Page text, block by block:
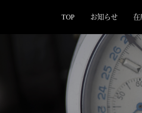
TOP お知らせ 在